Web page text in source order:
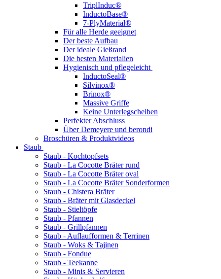
TriplInduc®
InductoBase®
7-PlyMaterial®
Für alle Herde geeignet
Der beste Aufbau
Der ideale Gießrand
Die besten Materialien
Hygienisch und pflegeleicht
InductoSeal®
Silvinox®
Brinox®
Massive Griffe
Keine Unterlegscheiben
Perfekter Abschluss
Über Demeyere und berondi
Broschüren & Produktvideos
Staub
Staub - Kochtopfsets
Staub - La Cocotte Bräter rund
Staub - La Cocotte Bräter oval
Staub - La Cocotte Bräter Sonderformen
Staub - Chistera Bräter
Staub - Bräter mit Glasdeckel
Staub - Stieltöpfe
Staub - Pfannen
Staub - Grillpfannen
Staub - Auflaufformen & Terrinen
Staub - Woks & Tajinen
Staub - Fondue
Staub - Teekanne
Staub - Minis & Servieren